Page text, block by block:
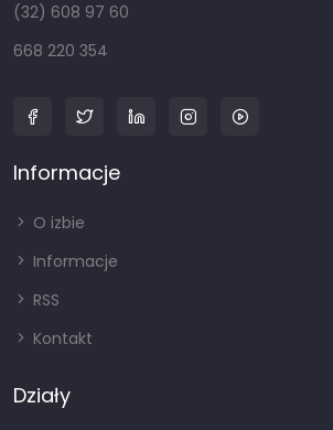
(32) 608 97 60
668 220 354
Informacje
O izbie
Informacje
RSS
Kontakt
Działy